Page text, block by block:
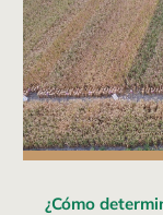
¿Cómo